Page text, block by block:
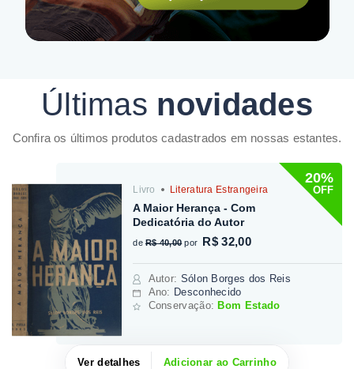
Últimas novidades
Confira os últimos produtos cadastrados em nossas estantes.
20%
OFF
Livro Literatura Estrangeira
A Maior Herança - Com
Dedicatória do Autor
de R$ 40,00 por R$ 32,00
Autor: Sólon Borges dos Reis
Ano: Desconhecido
Conservação: Bom Estado
Ver detalhes Adicionar ao Carrinho